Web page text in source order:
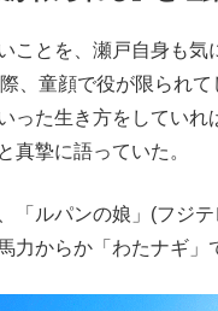
とを、瀬戸自身も気
、童顔で役が限られ
った生き方をしてい
真摯に語っていた。
「ルパンの娘」(フジ
力からか「わたナギ」